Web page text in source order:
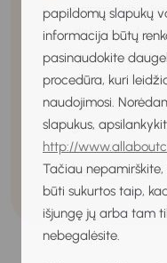
papildomų slapukų
informacija būtų
pasinaudokite
procedūra, kuri
naudojimosi.
slapukus,
http://
Tačiau
būti sukurtos taip,
išjungę jų arba tam
nebegalėsite.
prisiminkite,
dirbantys
darbovietę
veikloms ir
garantuos
išankstinis
darbo dieną.